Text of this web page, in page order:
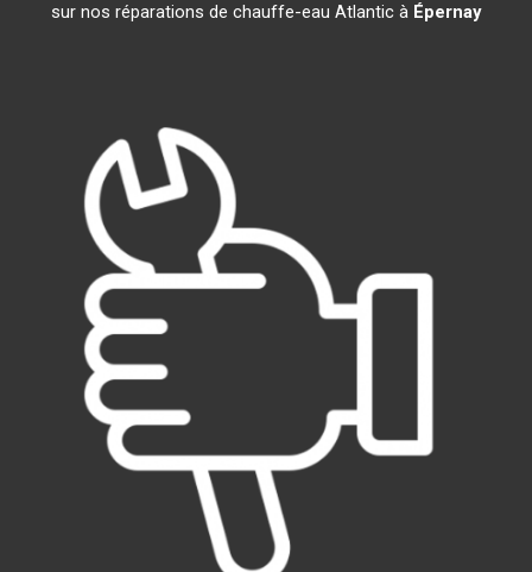
sur nos réparations de chauffe-eau Atlantic à Épernay